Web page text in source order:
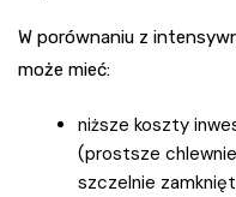
W porównaniu z
może mieć:
niższe koszty
(prostsze
szczelnie